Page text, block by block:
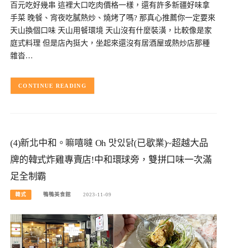
百元吃好幾串 這裡大口吃肉價格一樣，還有許多新疆好味拿
手菜 晚餐、宵夜吃膩熱炒、燒烤了嗎? 那真心推薦你一定要來
天山換個口味 天山用餐環境 天山沒有什麼裝潢，比較像是家
庭式料理 但是店內挺大，坐起來還沒有居酒屋或熱炒店那種
雜沓…
CONTINUE READING
(4)新北中和。嘛嘻噠 Oh 맛있닭(已歇業)~超越大品
牌的韓式炸雞專賣店!中和環球旁，雙拼口味一次滿
足全制霸
韓式 鴨鴨美食館 2023-11-09